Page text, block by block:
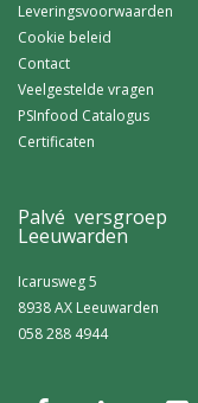
Leveringsvoorwaarden
Cookie beleid
Contact
Veelgestelde vragen
PSInfood Catalogus
Certificaten
Palvé versgroep
Leeuwarden
Icarusweg 5
8938 AX Leeuwarden
058 288 4944